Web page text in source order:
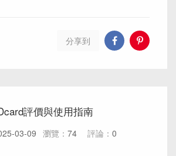
分享到
評價與使用指南
03-09 瀏覽： 74 評論： 0